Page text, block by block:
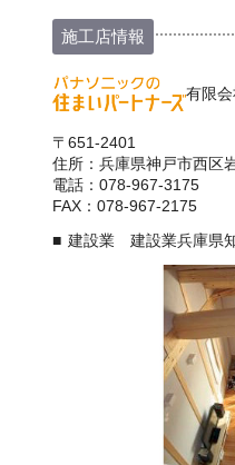
施工店情報
有限
〒651-2401
住所：兵庫県神戸市西区
電話：078-967-3175
FAX：078-967-2175
建設業 建設業兵庫県